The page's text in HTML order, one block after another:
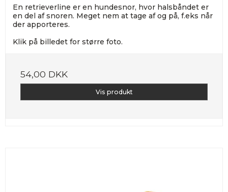
En retrieverline er en hundesnor, hvor halsbåndet er
en del af snoren. Meget nem at tage af og på, f.eks når
der apporteres.
Klik på billedet for større foto.
54,00 DKK
Vis produkt